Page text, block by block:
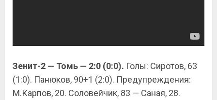
Зенит-2 — Томь — 2:0 (0:0). Голы: Сиротов, 63
(1:0). Панюков, 90+1 (2:0). Предупреждения:
М.Карпов, 20. Соловейчик, 83 — Саная, 28.